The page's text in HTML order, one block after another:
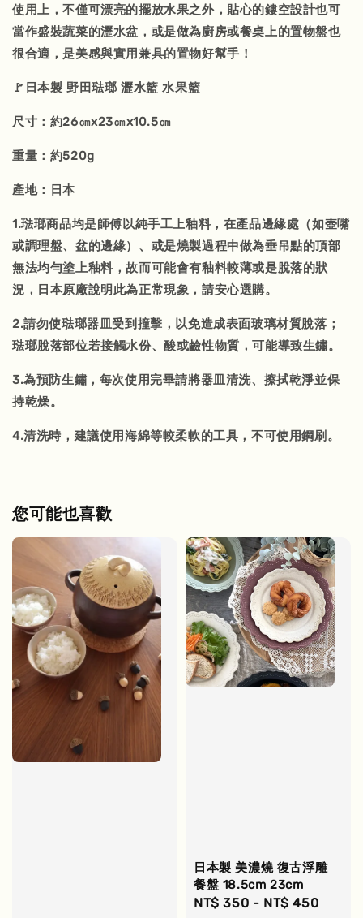
使用上，不僅可漂亮的擺放水果之外，貼心的鏤空設計也可
當作盛裝蔬菜的瀝水盆，或是做為廚房或餐桌上的置物盤也
很合適，是美感與實用兼具的置物好幫手！
🚩日本製 野田琺瑯 瀝水籃 水果籃
尺寸：約26㎝x23㎝x10.5㎝
重量：約520g
產地：日本
1.琺瑯商品均是師傅以純手工上釉料，在產品邊緣處（如壺嘴
或調理盤、盆的邊緣）、或是燒製過程中做為垂吊點的頂部
無法均勻塗上釉料，故而可能會有釉料較薄或是脫落的狀
況，日本原廠說明此為正常現象，請安心選購。
2.請勿使琺瑯器皿受到撞擊，以免造成表面玻璃材質脫落；
琺瑯脫落部位若接觸水份、酸或鹼性物質，可能導致生鏽。
3.為預防生鏽，每次使用完畢請將器皿清洗、擦拭乾淨並保
持乾燥。
4.清洗時，建議使用海綿等較柔軟的工具，不可使用鋼刷。
您可能也喜歡
日本製 美濃燒 復古浮雕
餐盤 18.5cm 23cm
Regular
NT$ 350 - NT$ 450